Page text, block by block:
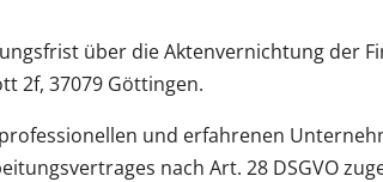
über die Aktenvernichtung der
2f, 37079 Göttingen.
und erfahrenen
nach Art. 28 DSGVO